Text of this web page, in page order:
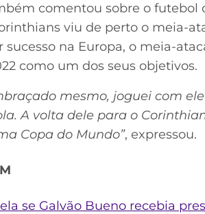
comentou sobre o futebol
viu de perto o meia-
sucesso na Europa, o meia-
como um dos seus objetivos.
mesmo, joguei com
A volta dele para o
Copa do Mundo”, expressou.
se Galvão Bueno recebia